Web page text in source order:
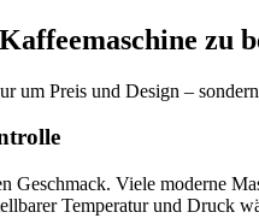
zu
um Preis und Design –
Geschmack. Viele moderne
Temperatur und Druck